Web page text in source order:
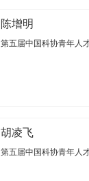
陈增明
第五届中国科协青年人
胡凌飞
第五届中国科协青年人